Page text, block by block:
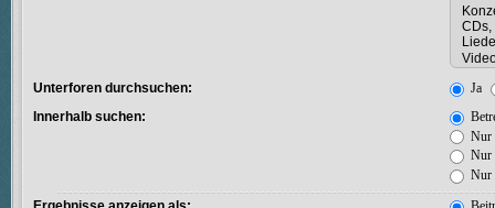
Unterforen durchsuchen:
Ja
Innerhalb suchen:
Nur
Nur
Nur